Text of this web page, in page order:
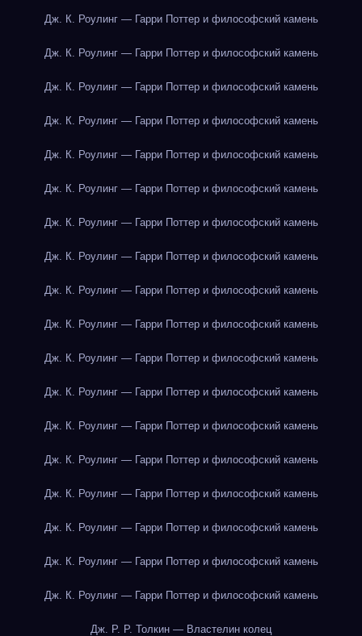
Дж. К. Роулинг — Гарри Поттер и философский камень
Дж. К. Роулинг — Гарри Поттер и философский камень
Дж. К. Роулинг — Гарри Поттер и философский камень
Дж. К. Роулинг — Гарри Поттер и философский камень
Дж. К. Роулинг — Гарри Поттер и философский камень
Дж. К. Роулинг — Гарри Поттер и философский камень
Дж. К. Роулинг — Гарри Поттер и философский камень
Дж. К. Роулинг — Гарри Поттер и философский камень
Дж. К. Роулинг — Гарри Поттер и философский камень
Дж. К. Роулинг — Гарри Поттер и философский камень
Дж. К. Роулинг — Гарри Поттер и философский камень
Дж. К. Роулинг — Гарри Поттер и философский камень
Дж. К. Роулинг — Гарри Поттер и философский камень
Дж. К. Роулинг — Гарри Поттер и философский камень
Дж. К. Роулинг — Гарри Поттер и философский камень
Дж. К. Роулинг — Гарри Поттер и философский камень
Дж. К. Роулинг — Гарри Поттер и философский камень
Дж. К. Роулинг — Гарри Поттер и философский камень
Дж. Р. Р. Толкин — Властелин колец